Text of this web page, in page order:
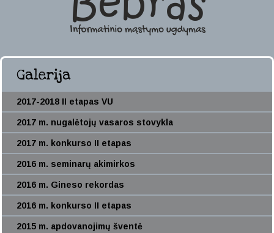
Galerija
2017-2018 II etapas VU
2017 m. nugalėtojų vasaros stovykla
2017 m. konkurso II etapas
2016 m. seminarų akimirkos
2016 m. Gineso rekordas
2016 m. konkurso II etapas
2015 m. apdovanojimų šventė